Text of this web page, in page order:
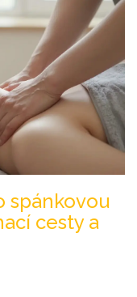
spánkovou
cesty a